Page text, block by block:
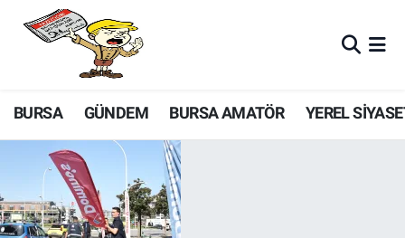
BURSA GÜNDEM BURSA AMATÖR YEREL